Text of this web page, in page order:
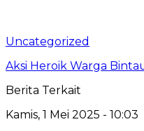
Uncategorized
Aksi Heroik Warga
Berita Terkait
Kamis, 1 Mei 2025 - 10:03